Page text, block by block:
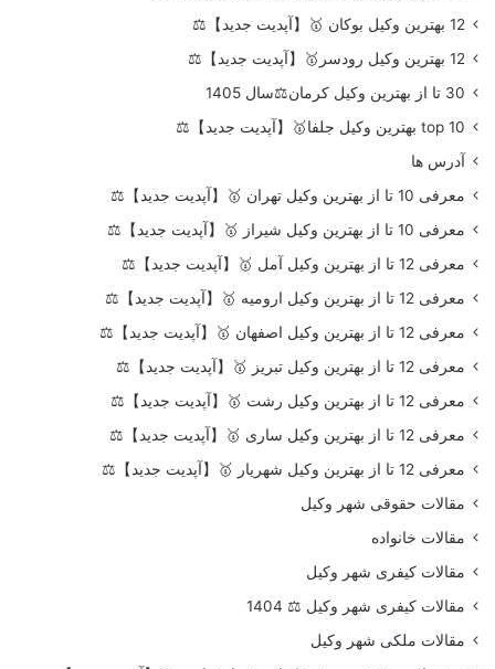
12 بهترین وکیل بوکان 🥇【آپدیت جدید】⚖️
12 بهترین وکیل رودسر🥇【آپدیت جدید】⚖️
30 تا از بهترین وکیل کرمان⚖️سال 1405
top 10 بهترین وکیل جلفا🥇【آپدیت جدید】⚖️
آدرس ها
معرفی 10 تا از بهترین وکیل تهران 🥇【آپدیت جدید】⚖️
معرفی 10 تا از بهترین وکیل شیراز 🥇【آپدیت جدید】⚖️
معرفی 12 تا از بهترین وکیل آمل 🥇【آپدیت جدید】⚖️
معرفی 12 تا از بهترین وکیل ارومیه 🥇【آپدیت جدید】⚖️
معرفی 12 تا از بهترین وکیل اصفهان 🥇【آپدیت جدید】⚖️
معرفی 12 تا از بهترین وکیل تبریز 🥇【آپدیت جدید】⚖️
معرفی 12 تا از بهترین وکیل رشت 🥇【آپدیت جدید】⚖️
معرفی 12 تا از بهترین وکیل ساری 🥇【آپدیت جدید】⚖️
معرفی 12 تا از بهترین وکیل شهریار 🥇【آپدیت جدید】⚖️
مقالات حقوقی شهر وکیل
مقالات خانواده
مقالات کیفری شهر وکیل
مقالات کیفری شهر وکیل ⚖️ 1404
مقالات ملکی شهر وکیل